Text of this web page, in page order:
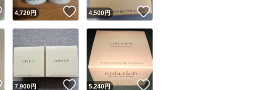
他フリマ実績◯+ このユーザーは他フリマサービスでの取引実績があります
スピード&安心発送
※このバッジは実績に基づく表示であり、発送を保証しているものではありません
スピード＆安心発送
このユーザーは高頻度で24時間以内＆設定した発送日数内に発送してい
ます
出品ページへ
キャンセル
いいね！
4,720円 いいね！
4,500円 いいね！
いいね！
7,900円 いいね！
5,240円